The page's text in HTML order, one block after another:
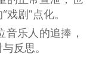
剧”点化。
乐人的追捧，
反思。